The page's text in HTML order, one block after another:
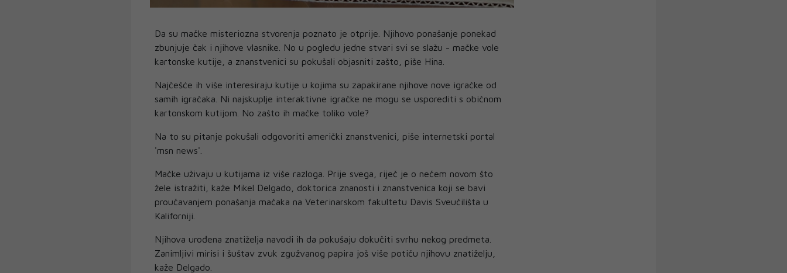
Da su mačke misteriozna stvorenja poznato je otprije. Njihovo ponašanje ponekad
zbunjuje čak i njihove vlasnike. No u pogledu jedne stvari svi se slažu - mačke vole
kartonske kutije, a znanstvenici su pokušali objasniti zašto, piše Hina.
Najčešće ih više interesiraju kutije u kojima su zapakirane njihove nove igračke od
samih igračaka. Ni najskuplje interaktivne igračke ne mogu se usporediti s običnom
kartonskom kutijom. No zašto ih mačke toliko vole?
Na to su pitanje pokušali odgovoriti američki znanstvenici, piše internetski portal
'msn news'.
Mačke uživaju u kutijama iz više razloga. Prije svega, riječ je o nečem novom što
žele istražiti, kaže Mikel Delgado, doktorica znanosti i znanstvenica koji se bavi
proučavanjem ponašanja mačaka na Veterinarskom fakultetu Davis Sveučilišta u
Kaliforniji.
Njihova urođena znatiželja navodi ih da pokušaju dokučiti svrhu nekog predmeta.
Zanimljivi mirisi i šuštav zvuk zgužvanog papira još više potiču njihovu znatiželju,
kaže Delgado.